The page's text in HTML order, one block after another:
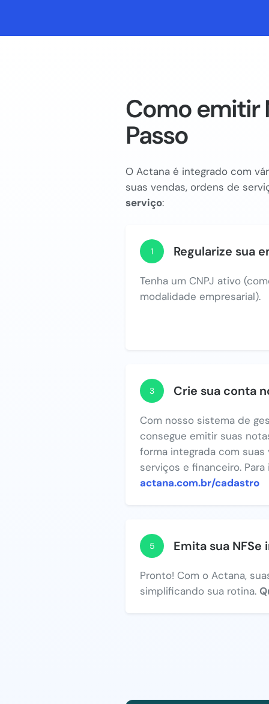
Como emitir
Passo
O Actana é integrado com
suas vendas, ordens de
serviço:
1 Regularize sua
Tenha um CNPJ ativo
modalidade empresarial).
3 Crie sua conta
Com nosso sistema de
consegue emitir suas
forma integrada com
serviços e financeiro.
actana.com.br/cadastro
5 Emita sua NFSe
Pronto! Com o Actana,
simplificando sua rotina.